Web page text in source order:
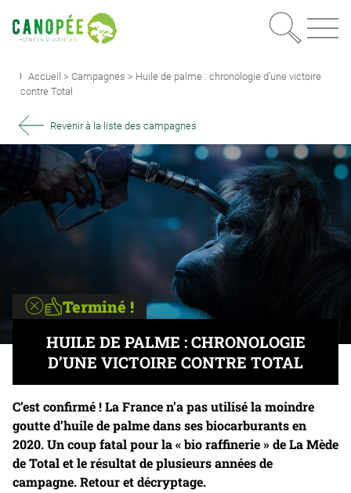
OUVRIR LE
Accueil > Campagnes > Huile de palme : chronologie d’une victoire
contre Total
Revenir à la liste des campagnes
Terminé !
HUILE DE PALME : CHRONOLOGIE
D’UNE VICTOIRE CONTRE TOTAL
C’est confirmé ! La France n’a pas utilisé la moindre
goutte d’huile de palme dans ses biocarburants en
2020. Un coup fatal pour la « bio raffinerie » de La Mède
de Total et le résultat de plusieurs années de
campagne. Retour et décryptage.